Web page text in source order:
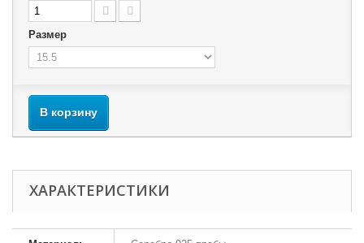
Размер
В корзину
ХАРАКТЕРИСТИКИ